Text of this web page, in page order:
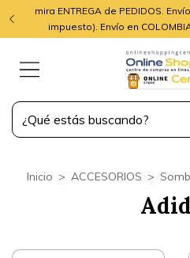
mira ENTREGA de PEDIDOS.
impuesto). Envío en
Inicio > ACCESORIOS >